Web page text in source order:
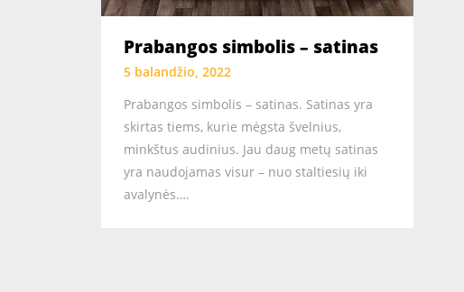
Prabangos simbolis – satinas
5 balandžio, 2022
Prabangos simbolis – satinas. Satinas yra
skirtas tiems, kurie mėgsta švelnius,
minkštus audinius. Jau daug metų satinas
yra naudojamas visur – nuo staltiesių iki
avalynės….